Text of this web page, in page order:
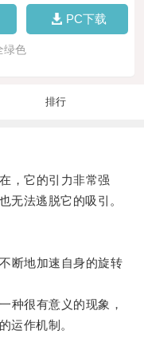
PC下载
绿色
排行
它的引力非常强
无法逃脱它的吸引。
地加速自身的旋转
很有意义的现象，
运作机制。